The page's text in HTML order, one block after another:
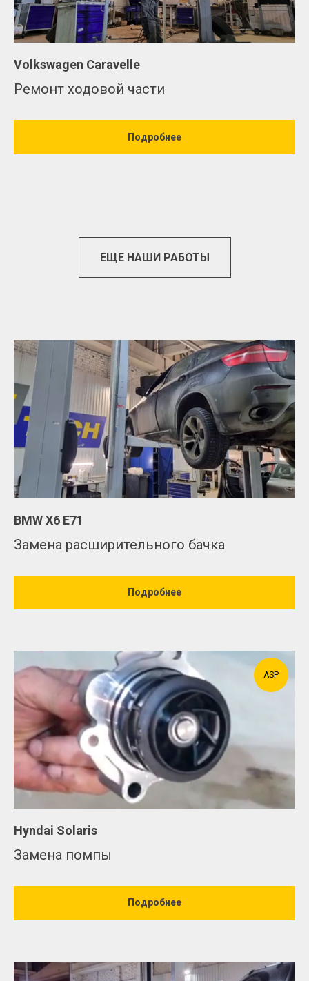
Volkswagen Caravelle
Ремонт ходовой части
Подробнее
ЕЩЕ НАШИ РАБОТЫ
BMW Х6 Е71
Замена расширительного бачка
Подробнее
ASP
Hyndai Solaris
Замена помпы
Подробнее